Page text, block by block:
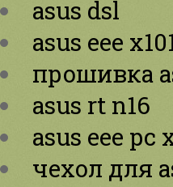
asus dsl
asus eee
прошивка
asus rt n16
asus eee pc
чехол для